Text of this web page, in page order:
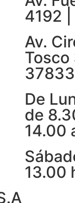
4192
Av.
De
de
14.00
13.00